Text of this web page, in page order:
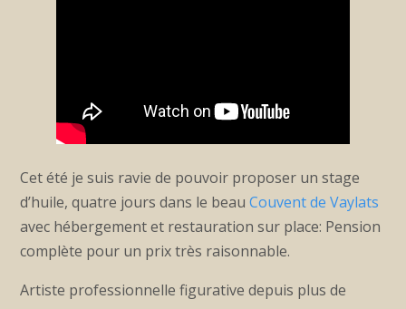
Cet été je suis ravie de pouvoir proposer un stage
d’huile, quatre jours dans le beau Couvent de Vaylats
avec hébergement et restauration sur place: Pension
complète pour un prix très raisonnable.
Artiste professionnelle figurative depuis plus de